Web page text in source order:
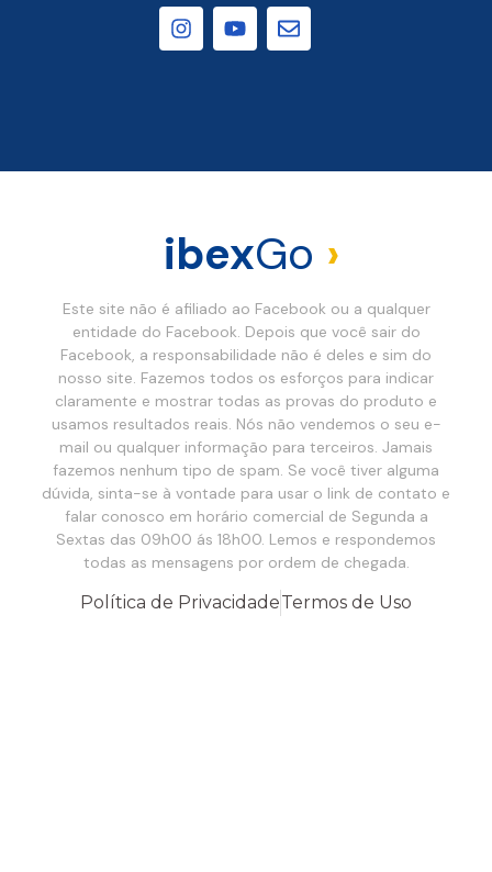
ibexGo ›
Este site não é afiliado ao Facebook ou a qualquer
entidade do Facebook. Depois que você sair do
Facebook, a responsabilidade não é deles e sim do
nosso site. Fazemos todos os esforços para indicar
claramente e mostrar todas as provas do produto e
usamos resultados reais. Nós não vendemos o seu e-
mail ou qualquer informação para terceiros. Jamais
fazemos nenhum tipo de spam. Se você tiver alguma
dúvida, sinta-se à vontade para usar o link de contato e
falar conosco em horário comercial de Segunda a
Sextas das 09h00 ás 18h00. Lemos e respondemos
todas as mensagens por ordem de chegada.
Política de PrivacidadeTermos de Uso